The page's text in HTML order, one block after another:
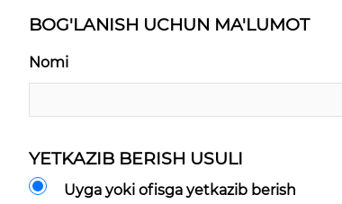
BOG'LANISH UCHUN MA'LUMOT
Nomi
YETKAZIB BERISH USULI
Uyga yoki ofisga yetkazib berish